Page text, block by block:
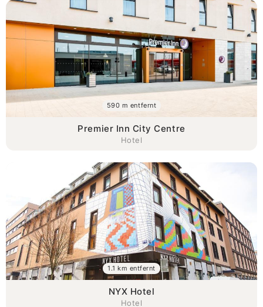
Premier Inn City Centre
Hotel
590 m entfernt
NYX Hotel
Hotel
1.1 km entfernt